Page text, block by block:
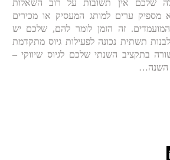
שלכם אין תשובות על רוב השאלות
ערים למותג המעסיק או מכירים
זה הזמן לומר להם, שלכם יש
תשתית נכונה לפעילות גיוס מתקדמת
בתקציב השנתי שלכם לגיוס שיווקי –
השנה…